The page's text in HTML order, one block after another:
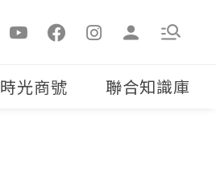
時光商號 聯合知識庫